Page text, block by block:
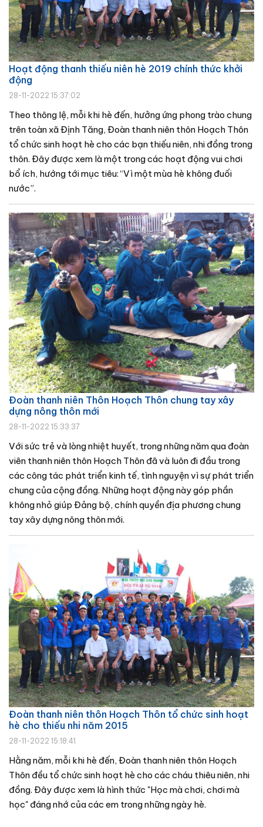
Hoạt động thanh thiếu niên hè 2019 chính thức khởi
động
28-11-2022 15:37:02
Theo thông lệ, mỗi khi hè đến, hưởng ứng phong trào chung
trên toàn xã Định Tăng, Đoàn thanh niên thôn Hoạch Thôn
tổ chức sinh hoạt hè cho các bạn thiếu niên, nhi đồng trong
thôn. Đây được xem là một trong các hoạt động vui chơi
bổ ích, hướng tới mục tiêu: “Vì một mùa hè không đuối
nước”.
Đoàn thanh niên Thôn Hoạch Thôn chung tay xây
dựng nông thôn mới
28-11-2022 15:33:37
Với sức trẻ và lòng nhiệt huyết, trong những năm qua đoàn
viên thanh niên thôn Hoạch Thôn đã và luôn đi đầu trong
các công tác phát triển kinh tế, tình nguyện vì sự phát triển
chung của cộng đồng. Những hoạt động này góp phần
không nhỏ giúp Đảng bộ, chính quyền địa phương chung
tay xây dựng nông thôn mới.
Đoàn thanh niên thôn Hoạch Thôn tổ chức sinh hoạt
hè cho thiếu nhi năm 2015
28-11-2022 15:18:41
Hằng năm, mỗi khi hè đến, Đoàn thanh niên thôn Hoạch
Thôn đều tổ chức sinh hoạt hè cho các cháu thiêu niên, nhi
đồng. Đây được xem là hình thức "Học mà chơi, chơi mà
học" đáng nhớ của các em trong những ngày hè.